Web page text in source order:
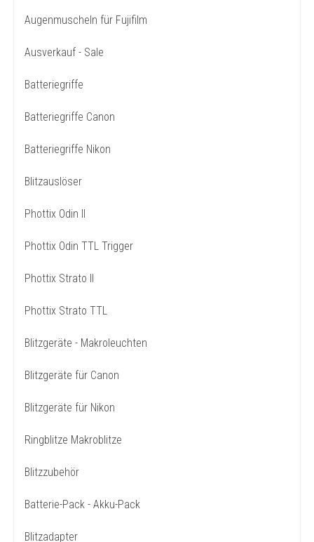
Augenmuscheln für Fujifilm
Ausverkauf - Sale
Batteriegriffe
Batteriegriffe Canon
Batteriegriffe Nikon
Blitzauslöser
Phottix Odin II
Phottix Odin TTL Trigger
Phottix Strato II
Phottix Strato TTL
Blitzgeräte - Makroleuchten
Blitzgeräte für Canon
Blitzgeräte für Nikon
Ringblitze Makroblitze
Blitzzubehör
Batterie-Pack - Akku-Pack
Blitzadapter